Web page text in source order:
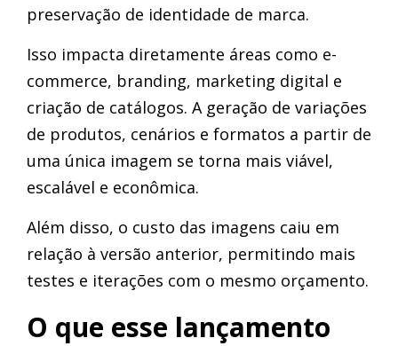
preservação de identidade de marca.
Isso impacta diretamente áreas como e-
commerce, branding, marketing digital e
criação de catálogos. A geração de variações
de produtos, cenários e formatos a partir de
uma única imagem se torna mais viável,
escalável e econômica.
Além disso, o custo das imagens caiu em
relação à versão anterior, permitindo mais
testes e iterações com o mesmo orçamento.
O que esse lançamento